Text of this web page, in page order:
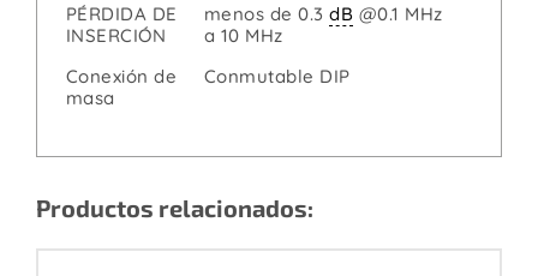
PÉRDIDA DE
INSERCIÓN
menos de 0.3 dB @0.1 MHz
a 10 MHz
Conexión de
masa
Conmutable DIP
Productos relacionados: